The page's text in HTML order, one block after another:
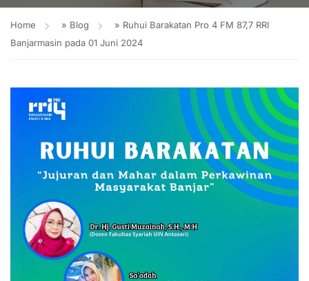
Home » Blog » Ruhui Barakatan Pro 4 FM 87,7 RRI
Banjarmasin pada 01 Juni 2024